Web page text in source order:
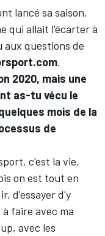
lancé sa saison,
qui allait l'écarter à
aux questions de
.
2020, mais une
as-tu vécu le
mois de la
de
c'est la vie.
on est tout en
d'essayer d'y
faire avec ma
avec les